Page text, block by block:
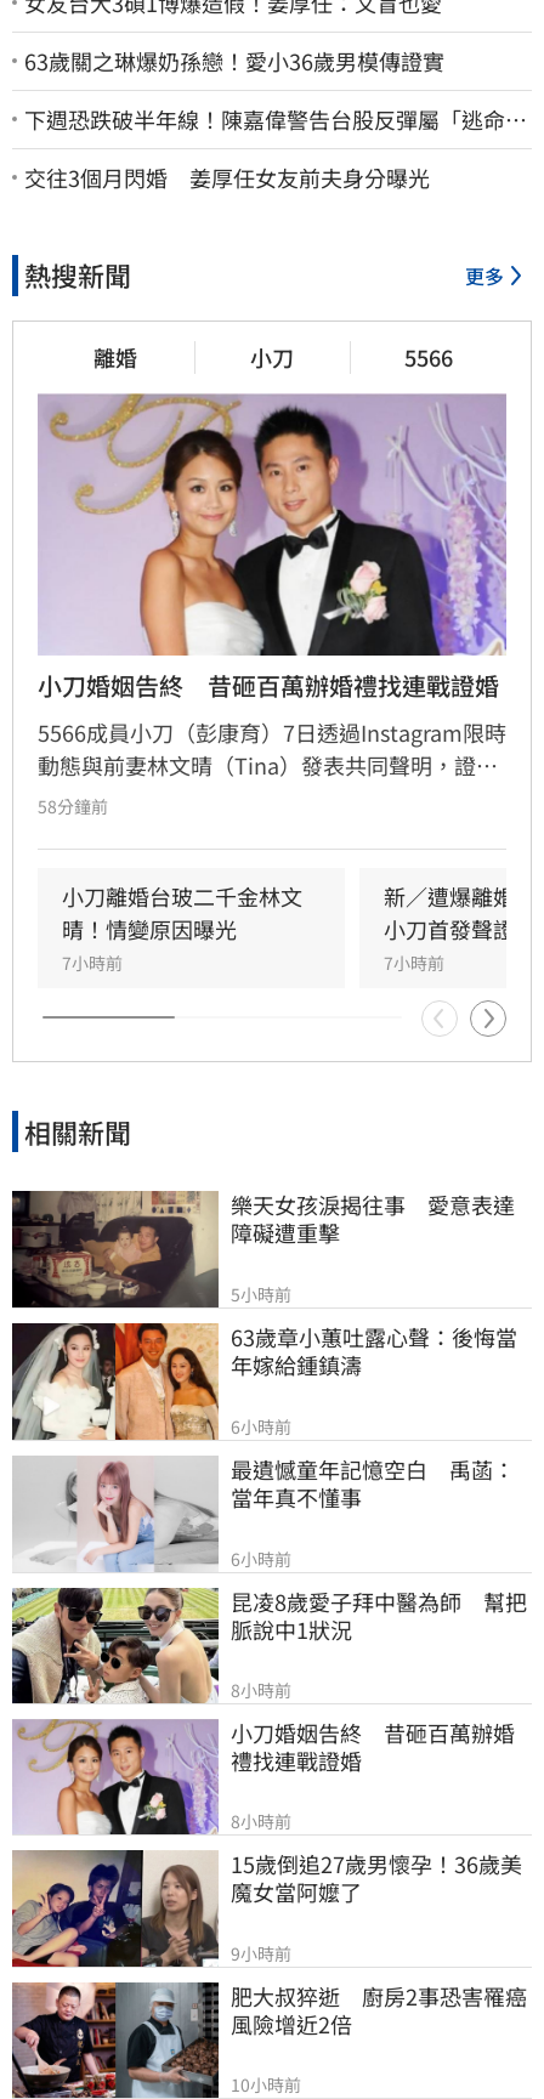
63歲關之琳爆奶孫戀！愛小36歲男模傳證實
下週恐跌破半年線！陳嘉偉警告台股反彈屬「逃命
波」：空頭大屠殺剛開始
交往3個月閃婚 姜厚任女友前夫身分曝光
熱搜新聞 更多
離婚 小刀 5566
小刀婚姻告終　昔砸百萬辦婚禮找連戰證婚
5566成員小刀（彭康育）7日透過Instagram限時
動態與前妻林文晴（Tina）發表共同聲明，證實
兩人已結束14年婚姻。聲明中表示，兩人其實已
同陪伴、守護一對子女成長，同時希望外界尊重
雙方決定，之後不再對離婚一事做任何回應。
58分鐘前
小刀離婚台玻二千金林文
晴！情變原因曝光
7小時前
新／遭爆離婚
小刀首發聲證實
7小時前
相關新聞
樂天女孩淚揭往事　愛意表達
障礙遭重擊
5小時前
63歲章小蕙吐露心聲：後悔當
年嫁給鍾鎮濤
6小時前
最遺憾童年記憶空白　禹菡：
當年真不懂事
6小時前
昆凌8歲愛子拜中醫為師　幫把
脈說中1狀況
8小時前
小刀婚姻告終　昔砸百萬辦婚
禮找連戰證婚
8小時前
15歲倒追27歲男懷孕！36歲美
魔女當阿嬤了
9小時前
肥大叔猝逝　廚房2事恐害罹癌
風險增近2倍
10小時前